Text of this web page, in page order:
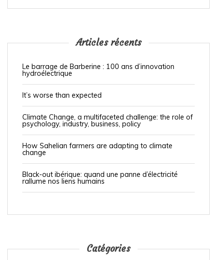
Articles récents
Le barrage de Barberine : 100 ans d’innovation
hydroélectrique
It’s worse than expected
Climate Change, a multifaceted challenge: the role of
psychology, industry, business, policy
How Sahelian farmers are adapting to climate
change
Black-out ibérique: quand une panne d’électricité
rallume nos liens humains
Catégories